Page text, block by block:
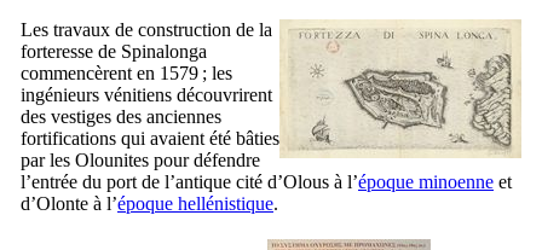
Les travaux de construction de la
forteresse de Spinalonga
commencèrent en 1579 ; les
ingénieurs vénitiens découvrirent
des vestiges des anciennes
fortifications qui avaient été bâties
par les Olounites pour défendre
l’entrée du port de l’antique cité d’Olous à l’époque minoenne et
d’Olonte à l’époque hellénistique.